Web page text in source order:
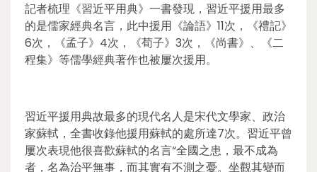
記者梳理《習近平用典》一書發現，習近平援用最多
的是儒家經典名言，此中援用《論語》11次，《禮記》
6次，《孟子》4次，《荀子》3次，《尚書》、《二
程集》等儒學經典著作也被屢次援用。
習近平援用典故最多的現代名人是宋代文學家、政治
家蘇軾，全書收錄他援用蘇軾的處所達7次。習近平曾
屢次表現他很喜歡蘇軾的名言“全國之患，最不成為
者，名為治平無事，而其實有不測之憂。坐觀其變而